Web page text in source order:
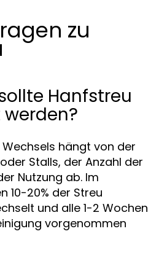
zu
Hanfstreu
hängt von der
Stalls, der Anzahl der
Nutzung ab. Im
10-20% der Streu
und alle 1-2 Wochen
vorgenommen